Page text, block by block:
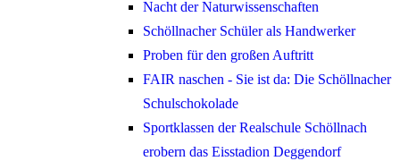
Nacht der Naturwissenschaften
Schöllnacher Schüler als Handwerker
Proben für den großen Auftritt
FAIR naschen - Sie ist da: Die Schöllnacher
Schulschokolade
Sportklassen der Realschule Schöllnach
erobern das Eisstadion Deggendorf